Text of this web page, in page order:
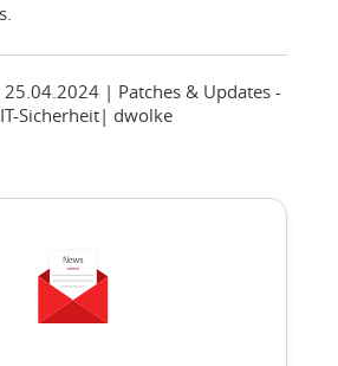
| Patches & Updates -
Sicherheit| dwolke